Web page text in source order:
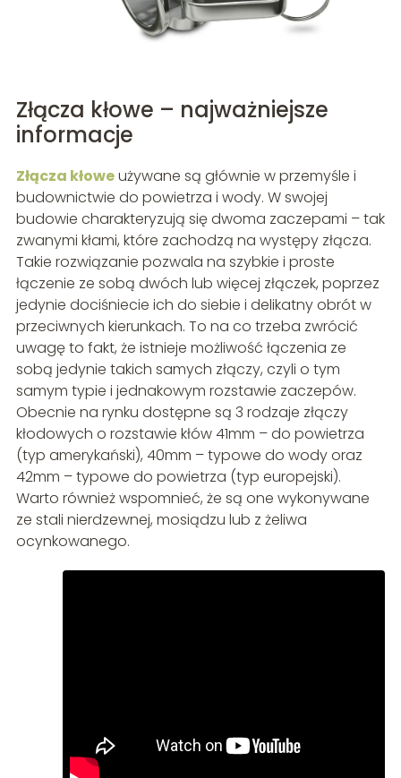
Złącza kłowe – najważniejsze
informacje
Złącza kłoweużywane są głównie w przemyśle i
budownictwie do powietrza i wody. W swojej
budowie charakteryzują się dwoma zaczepami – tak
zwanymi kłami, które zachodzą na występy złącza.
Takie rozwiązanie pozwala na szybkie i proste
łączenie ze sobą dwóch lub więcej złączek, poprzez
jedynie dociśniecie ich do siebie i delikatny obrót w
przeciwnych kierunkach. To na co trzeba zwrócić
uwagę to fakt, że istnieje możliwość łączenia ze
sobą jedynie takich samych złączy, czyli o tym
samym typie i jednakowym rozstawie zaczepów.
Obecnie na rynku dostępne są 3 rodzaje złączy
kłodowych o rozstawie kłów 41mm – do powietrza
(typ amerykański), 40mm – typowe do wody oraz
42mm – typowe do powietrza (typ europejski).
Warto również wspomnieć, że są one wykonywane
ze stali nierdzewnej, mosiądzu lub z żeliwa
ocynkowanego.